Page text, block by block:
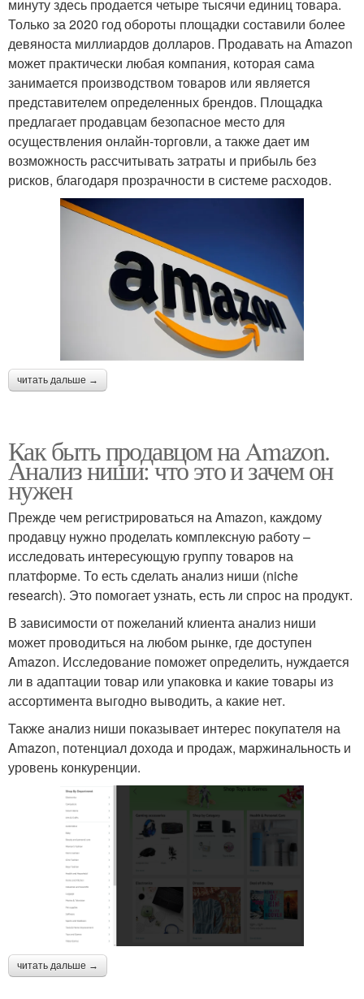
минуту здесь продается четыре тысячи единиц товара.
Только за 2020 год обороты площадки составили более
девяноста миллиардов долларов. Продавать на Amazon
может практически любая компания, которая сама
занимается производством товаров или является
представителем определенных брендов. Площадка
предлагает продавцам безопасное место для
осуществления онлайн-торговли, а также дает им
возможность рассчитывать затраты и прибыль без
рисков, благодаря прозрачности в системе расходов.
читать дальше →
Как быть продавцом на Amazon.
Анализ ниши: что это и зачем он
нужен
Прежде чем регистрироваться на Amazon, каждому
продавцу нужно проделать комплексную работу –
исследовать интересующую группу товаров на
платформе. То есть сделать анализ ниши (niche
research). Это помогает узнать, есть ли спрос на продукт.
В зависимости от пожеланий клиента анализ ниши
может проводиться на любом рынке, где доступен
Amazon. Исследование поможет определить, нуждается
ли в адаптации товар или упаковка и какие товары из
ассортимента выгодно выводить, а какие нет.
Также анализ ниши показывает интерес покупателя на
Amazon, потенциал дохода и продаж, маржинальность и
уровень конкуренции.
читать дальше →